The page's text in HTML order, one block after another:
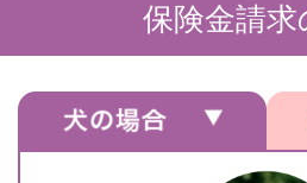
保険金請求